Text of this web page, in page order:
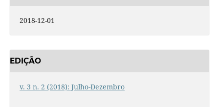
2018-12-01
EDIÇÃO
v. 3 n. 2 (2018): Julho-Dezembro